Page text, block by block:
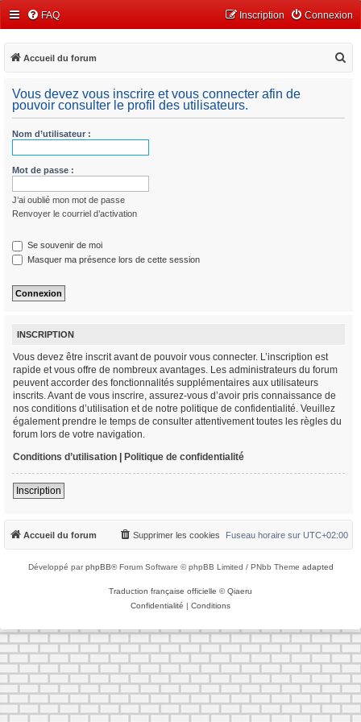
FAQ Connexion
Inscription
Accueil du forum
Vous devez vous inscrire et vous connecter afin de
pouvoir consulter le profil des utilisateurs.
Nom d’utilisateur :
Mot de passe :
J’ai oublié mon mot de passe
Renvoyer le courriel d’activation
Se souvenir de moi
Masquer ma présence lors de cette session
INSCRIPTION
Vous devez être inscrit avant de pouvoir vous connecter. L’inscription est
rapide et vous offre de nombreux avantages. Les administrateurs du forum
peuvent accorder des fonctionnalités supplémentaires aux utilisateurs
inscrits. Avant de vous inscrire, assurez-vous d’avoir pris connaissance de
nos conditions d’utilisation et de notre politique de confidentialité. Veuillez
également prendre le temps de consulter attentivement toutes les règles du
forum lors de votre navigation.
Conditions d’utilisation | Politique de confidentialité
Inscription
Accueil du forum Fuseau horaire sur UTC+02:00
Supprimer les cookies
Développé parphpBB® Forum Software © phpBB Limited / PNbb Theme adapted
Traduction française officielle ©Qiaeru
Confidentialité | Conditions